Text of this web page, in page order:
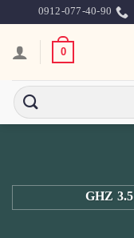
0912-077-40-90
0
3.5 GHZ